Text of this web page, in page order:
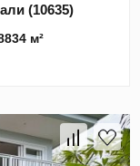
(10635)
м²